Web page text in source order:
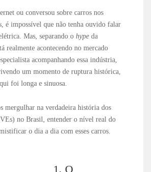
ou conversou sobre carros nos
é impossível que não tenha ouvido falar
Mas, separando ohype da
realmente acontecendo no mercado
acompanhando essa indústria,
um momento de ruptura histórica,
foi longa e sinuosa.
mergulhar na verdadeira história dos
no Brasil, entender o nível real do
o dia a dia com esses carros.
1. O